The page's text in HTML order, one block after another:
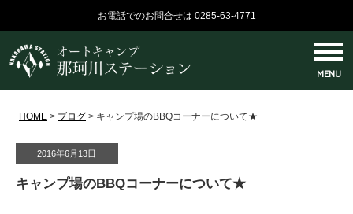
お電話でのお問合せは 0285-63-4771
MENU
HOME > ブログ > キャンプ場のBBQコーナーについて★
2016年6月13日
キャンプ場のBBQコーナーについて★